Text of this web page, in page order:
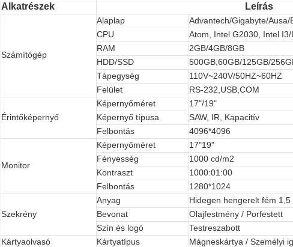
Alkatrészek Leírás
Számítógép
Alaplap
Advantech/Gigabyte/Ausa/
CPU
Atom, Intel G2030, Intel I3/
RAM
2GB/4GB/8GB
HDD/SSD
500GB;60GB/125GB/
Tápegység
110V~240V/50HZ~60HZ
Felület
RS-232,USB,COM
Érintőképernyő
Képernyőméret
17"/19"
Képernyő típusa
SAW, IR, Kapacitív
Felbontás
4096*4096
Monitor
Képernyőméret
17"19"
Fényesség
1000 cd/m2
Kontraszt
1000:01:00
Felbontás
1280*1024
Szekrény
Anyag
Hidegen hengerelt fém
Bevonat
Olajfestmény / Porfestett
Szín és logó
Testreszabott
Kártyaolvasó
Kártyatípus Mágneskártya / Személyi